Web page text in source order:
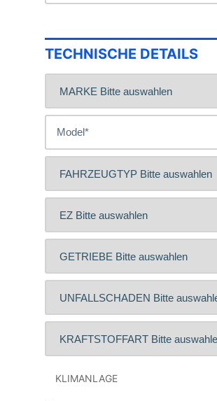
TECHNISCHE DETAILS
KLIMANLAGE